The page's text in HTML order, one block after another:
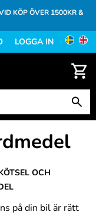
KÖP ÖVER 1500KR &
LOGGA IN
OCH
på din bil är rätt